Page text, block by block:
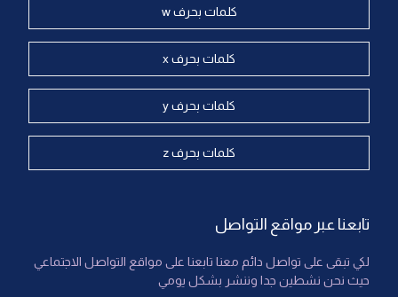
كلمات بحرف w
كلمات بحرف x
كلمات بحرف y
كلمات بحرف z
تابعنا عبر مواقع التواصل
لكي تبقى على تواصل دائم معنا تابعنا على مواقع التواصل الاجتماعي
حيث نحن نشطين جدا وننشر بشكل يومي